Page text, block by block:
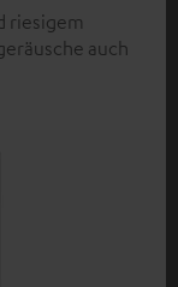
riesigem
auch